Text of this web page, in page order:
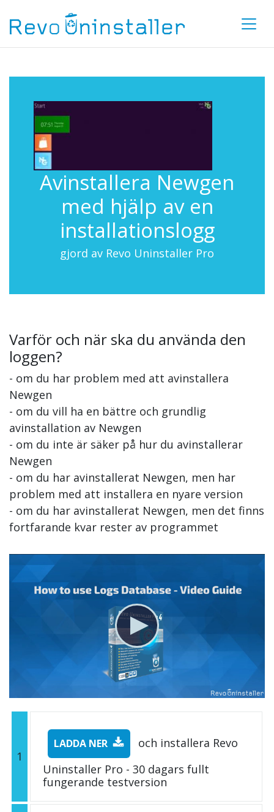
Avinstallera Newgen
med hjälp av en
installationslogg
gjord av Revo Uninstaller Pro
Varför och när ska du använda den
loggen?
- om du har problem med att avinstallera
Newgen
- om du vill ha en bättre och grundlig
avinstallation av Newgen
- om du inte är säker på hur du avinstallerar
Newgen
- om du har avinstallerat Newgen, men har
problem med att installera en nyare version
- om du har avinstallerat Newgen, men det finns
fortfarande kvar rester av programmet
1
LADDA NER
och installera Revo
Uninstaller Pro - 30 dagars fullt
fungerande testversion